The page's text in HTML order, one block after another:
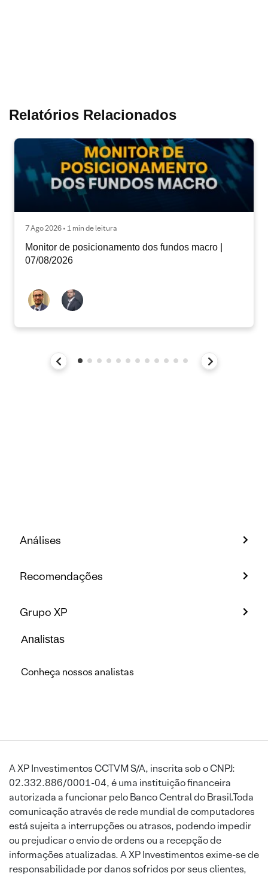
Relatórios Relacionados
7 Ago 2026 • 1 min de leitura
Monitor de posicionamento dos fundos macro |
07/08/2026
Análises
Recomendações
Grupo XP
Analistas
Conheça nossos analistas
A XP Investimentos CCTVM S/A, inscrita sob o CNPJ:
02.332.886/0001-04, é uma instituição financeira
autorizada a funcionar pelo Banco Central do Brasil.Toda
comunicação através de rede mundial de computadores
está sujeita a interrupções ou atrasos, podendo impedir
ou prejudicar o envio de ordens ou a recepção de
informações atualizadas. A XP Investimentos exime-se de
responsabilidade por danos sofridos por seus clientes,